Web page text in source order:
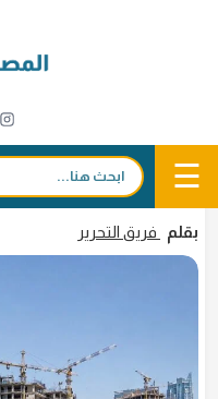
☰ بحث:
2,942 وحدة خلال مايو
5 يونيو 2026 - 05:16
بقلم فريق التحرير